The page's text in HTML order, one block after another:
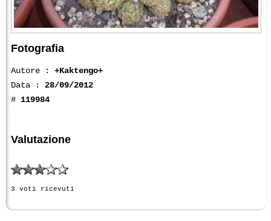
Fotografia
Autore : +Kaktengo+
Data : 28/09/2012
# 119984
Valutazione
3 voti ricevuti